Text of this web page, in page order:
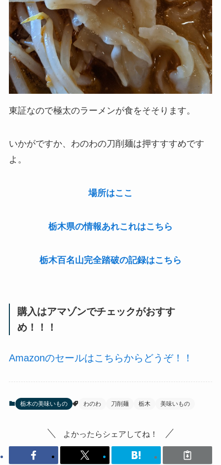
東証なので極太のラーメンが食をそそります。
いかがですか、わのわの刀削麺は押すすすめです
よ。
場所はここ
栃木県の情報あれこれはこちら
栃木百名山完全踏破の記録はこちら
購入はアマゾンでチェックがおすす
め！！！
Amazonのセールはこちらからどうぞ！！
栃木の美味いもの わのわ 刀削麺 栃木 美味いもの
よかったらシェアしてね！